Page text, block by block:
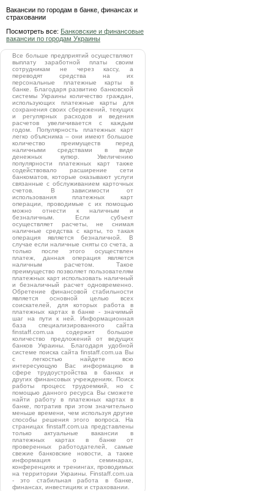
Вакансии по городам в банке, финансах и
страховании
Посмотреть все: Банковские и финансовые
вакансии по городам Украины
Все больше предприятий осуществляют
выплату заработной платы своим
сотрудникам не через кассу, а
переводят средства на их
персональные платежные карты в
банке. Благодаря развитию банковской
системы Украины количество граждан,
использующих платежные карты для
сохранения своих сбережений, текущих
и регулярных расходов и ведения
расчетов увеличивается с каждым
годом. Популярность платежных карт
легко объяснима – они имеют большое
количество преимуществ перед
наличными средствами в виде
денежных купюр. Увеличению
популярности платежных карт также
содействовало расширение сети
банкоматов, которые оказывают услуги
связанные с обслуживанием карточных
счетов. В зависимости от
использования платежных карт
операции, проводимые с их помощью
можно отнести к наличным и
безналичным. Если субъект
осуществляет расчеты, не снимая
наличные средства с карты, то такая
операция является безналичной. В
случае если наличные сняты со счета, а
только после этого осуществлен
платеж, данная операция является
наличным расчетом. Такое
преимущество позволяет пользователям
платежных карт использовать наличный
и безналичный расчет одновременно.
Обретение финансовой стабильности
является основной целью всех
соискателей, для которых работа в
платежных картах в банке - значимый
шаг на пути к ней. Информационная
база специализированного сайта
finstaff.com.ua содержит большое
количество предложений от ведущих
банков Украины. Благодаря удобной
системе поиска сайта finstaff.com.ua Вы
с легкостью найдете всю
интересующую Вас информацию в
сфере трудоустройства в банках и
других финансовых учреждениях. Поиск
работы процесс трудоемкий, но с
помощью данного ресурса Вы сможете
найти работу в платежных картах в
банке, потратив при этом значительно
меньше времени, чем используя другие
способы решения этого вопроса. На
страницах finstaff.com.ua представлены
только актуальные вакансии в
платежных картах в банке от
проверенных работодателей, самые
свежие банковские новости, а также
информация о семинарах,
конференциях и тренингах, проводимых
на территории Украины. Finstaff.com.ua
- это стабильная работа в банке,
финансах, инвестициях и страховании.